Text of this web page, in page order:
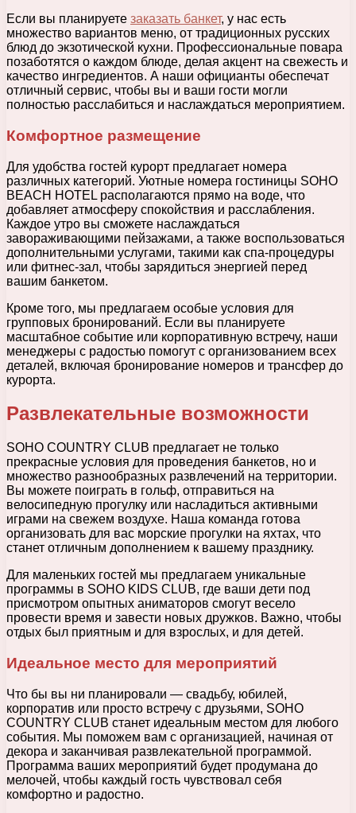
Если вы планируете заказать банкет, у нас есть
множество вариантов меню, от традиционных русских
блюд до экзотической кухни. Профессиональные повара
позаботятся о каждом блюде, делая акцент на свежесть и
качество ингредиентов. А наши официанты обеспечат
отличный сервис, чтобы вы и ваши гости могли
полностью расслабиться и наслаждаться мероприятием.
Комфортное размещение
Для удобства гостей курорт предлагает номера
различных категорий. Уютные номера гостиницы SOHO
BEACH HOTEL располагаются прямо на воде, что
добавляет атмосферу спокойствия и расслабления.
Каждое утро вы сможете наслаждаться
завораживающими пейзажами, а также воспользоваться
дополнительными услугами, такими как спа-процедуры
или фитнес-зал, чтобы зарядиться энергией перед
вашим банкетом.
Кроме того, мы предлагаем особые условия для
групповых бронирований. Если вы планируете
масштабное событие или корпоративную встречу, наши
менеджеры с радостью помогут с организованием всех
деталей, включая бронирование номеров и трансфер до
курорта.
Развлекательные возможности
SOHO COUNTRY CLUB предлагает не только
прекрасные условия для проведения банкетов, но и
множество разнообразных развлечений на территории.
Вы можете поиграть в гольф, отправиться на
велосипедную прогулку или насладиться активными
играми на свежем воздухе. Наша команда готова
организовать для вас морские прогулки на яхтах, что
станет отличным дополнением к вашему празднику.
Для маленьких гостей мы предлагаем уникальные
программы в SOHO KIDS CLUB, где ваши дети под
присмотром опытных аниматоров смогут весело
провести время и завести новых дружков. Важно, чтобы
отдых был приятным и для взрослых, и для детей.
Идеальное место для мероприятий
Что бы вы ни планировали — свадьбу, юбилей,
корпоратив или просто встречу с друзьями, SOHO
COUNTRY CLUB станет идеальным местом для любого
события. Мы поможем вам с организацией, начиная от
декора и заканчивая развлекательной программой.
Программа ваших мероприятий будет продумана до
мелочей, чтобы каждый гость чувствовал себя
комфортно и радостно.